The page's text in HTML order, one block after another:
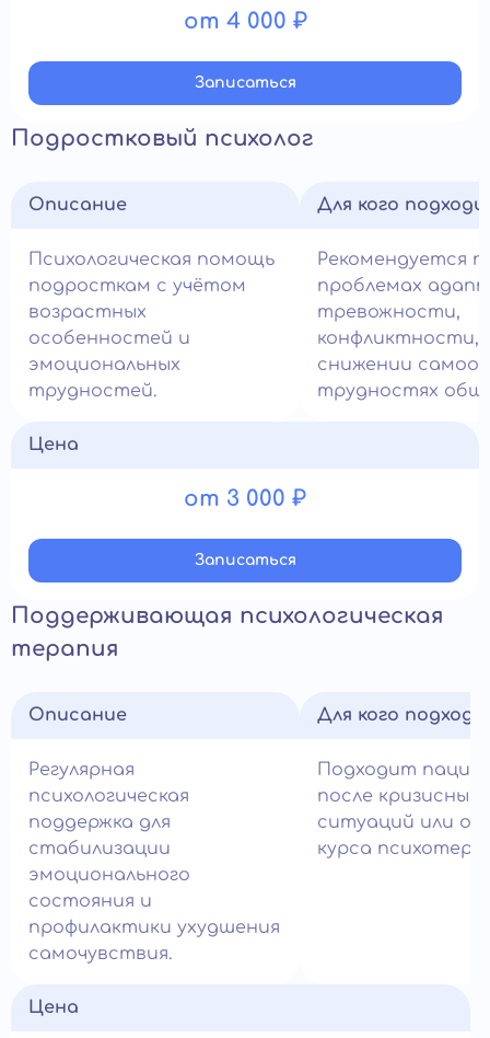
от 4 000 ₽
Записатьcя
Подростковый психолог
Описание
Психологическая помощь
подросткам с учётом
возрастных
особенностей и
эмоциональных
трудностей.
Для кого
Рекомендуется
проблемах
тревожности,
конфликтности,
снижении
трудностях
Цена
от 3 000 ₽
Записатьcя
Поддерживающая психологическая
терапия
Описание
Регулярная
психологическая
поддержка для
стабилизации
эмоционального
состояния и
профилактики ухудшения
самочувствия.
Для кого
Подходит
после кризисных
ситуаций или
курса
Цена